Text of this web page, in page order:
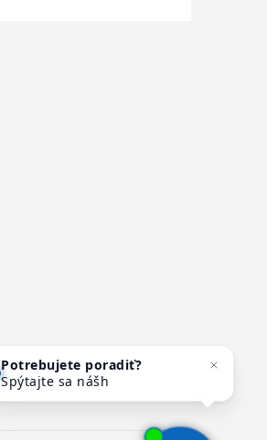
Spýtajte sa nášho asistenta
Mediho.